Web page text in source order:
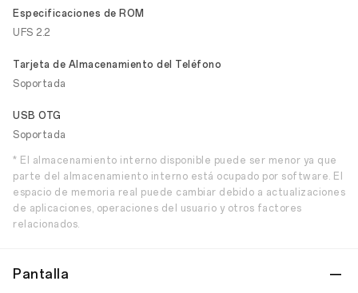
Especificaciones de ROM
UFS 2.2
Tarjeta de Almacenamiento del Teléfono
Soportada
USB OTG
Soportada
* El almacenamiento interno disponible puede ser menor ya que
parte del almacenamiento interno está ocupado por software. El
espacio de memoria real puede cambiar debido a actualizaciones
de aplicaciones, operaciones del usuario y otros factores
relacionados.
Pantalla